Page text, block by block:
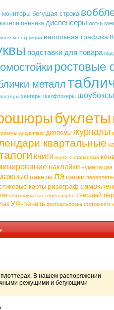
мониторы бегущая строка
ценника диспенсеры лотки
конструкции напольная графика
подставки для товара
ростовые
металл
хенгеры шелфтокеры шоубоксы
буклеты
диджипаки дипломы журналы
квартальные
книги книги с клапанами
наклейки нумерация
пакеты ПЭ папки
карты ризограф
сертификаты стерео-варио твердый
УФ-печать фотоальбомы фотокниги
В нашем распоряжении
режущими и бегующими